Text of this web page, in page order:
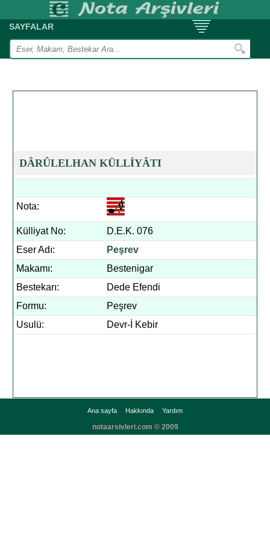
SAYFALAR
DÂRÛLELHAN KÜLLİYÂTI
Nota:
Külliyat No:
D.E.K. 076
Eser Adı:
Peşrev
Makamı:
Bestenigar
Bestekarı:
Dede Efendi
Formu:
Peşrev
Usulü:
Devr-İ Kebir
Ana sayfa Hakkında Yardım
notaarsivleri.com © 2009